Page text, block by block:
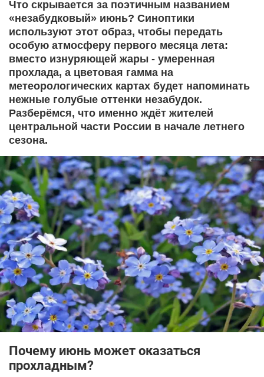
Что скрывается за поэтичным названием
«незабудковый» июнь? Синоптики
используют этот образ, чтобы передать
особую атмосферу первого месяца лета:
вместо изнуряющей жары - умеренная
прохлада, а цветовая гамма на
метеорологических картах будет напоминать
нежные голубые оттенки незабудок.
Разберёмся, что именно ждёт жителей
центральной части России в начале летнего
сезона.
Почему июнь может оказаться
прохладным?